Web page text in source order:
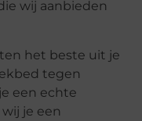
wij aanbieden
het beste uit je
tegen
een echte
je een